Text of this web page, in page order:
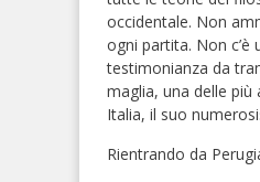
occidentale. Non
ogni partita. Non
testimonianza da
maglia, una delle
Italia, il suo
Rientrando da